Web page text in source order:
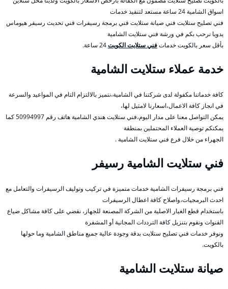
اسواق الشامية 24 ساعة مستعد لتنفيذ خدمات
فني تصليح ستلايت فني صيانة ستلايت فني برمجة رسيفرات فني تحديث رسيفر هيوماس
يدويا نرحب بكم في ورشة فني ستلايت الشامية
بأقل سعر بالكويت خدماتفني ستلايت الكويت
خدمة عملاء ستلايت الشامية
كافة خدماتنا مكفولة لدى شركتنا في الشامية،نتميز بالالتزام التام في المواعيد والسرعة
في انجاز كافة الاعمال،اسعارنا لامثيل لها،
يمكن التواصل معنا على مدار اليوم،فني ستلايت هندي الشامية هاتف رقم 50994997 كما
يمكنكم توصية العملاء المحتملين بمنطقة
الجهراء من خلال فرع فني ستلايت الشامية .
فني ستلايت الشامية رسيفر
فني برمجة رسيفرات الشامية خدمات متميزة في تركيب وتوليف الرسيفرات والتعامل مع
احدث البرمجيات،واصلاح كافة اعطال الرسيفرات
باستخدام قطع الغيار الاصلية من الشركة المصنعة للجهاز، نقضي على كافة مشاكل ضياع
القنوات ونقوم بتنزيل كافة الترددات المجانية أو المشفرة
ونوفر خدمات فني تصليح ستلايت بدقة وجودة عالية جميع مناطق الشامية وما حولها
بالكويت.
صيانة ستلايت الشامية